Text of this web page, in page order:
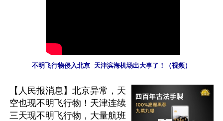
不明飞行物侵入北京  天津滨海机场出大事了！（视频）
【人民报消息】北京异常，天
空也现不明飞行物！天津连续
三天现不明飞行物，大量航班